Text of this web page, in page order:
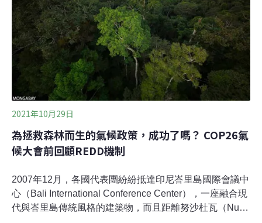
等同兩個德國的森林，儲存的碳當量相當於科威特可採石
油儲量的總和。但研究人員表示，首次科學評估這些地點
的碳排放和吸收量後，結果令人驚訝和不安。報告作者之
一、聯合國教科文組織專案負責人瑞森德（Tales Carval
2021年10月29日
為拯救森林而生的氣候政策，成功了嗎？ COP26氣
候大會前回顧REDD機制
2007年12月，各國代表團紛紛抵達印尼峇里島國際會議中
心（Bali International Conference Center），一座融合現
代與峇里島傳統風格的建築物，而且距離努沙杜瓦（Nusa